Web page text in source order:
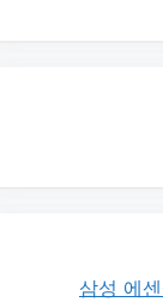
삼성 에